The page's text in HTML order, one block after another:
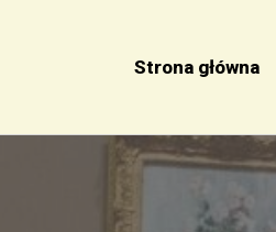
Strona główna